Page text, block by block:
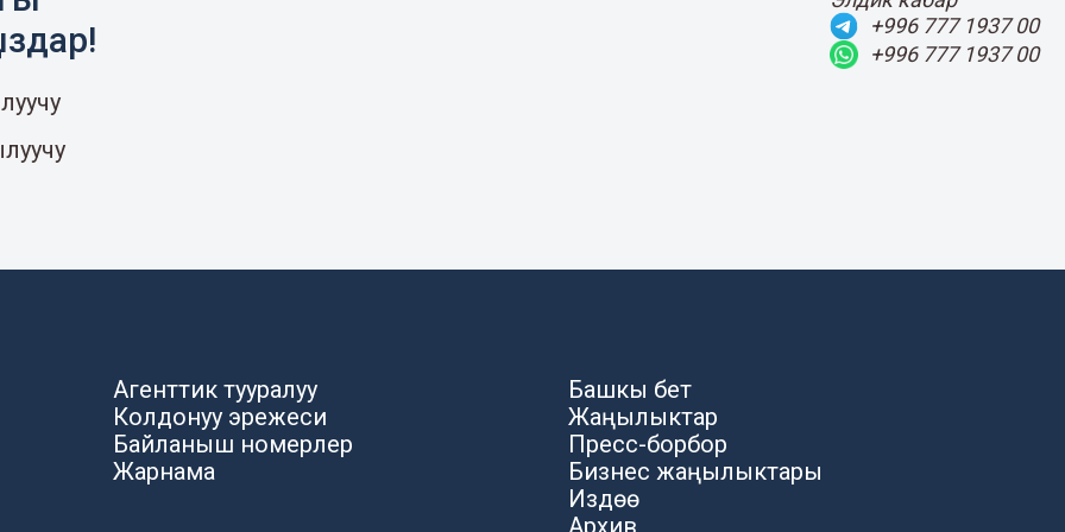
+996 777 1937 00
+996 777 1937 00
Агенттик тууралуу
Колдонуу эрежеси
Байланыш номерлер
Жарнама
Башкы бет
Жаңылыктар
Пресс-борбор
Бизнес жаңылыктары
Издөө
Архив